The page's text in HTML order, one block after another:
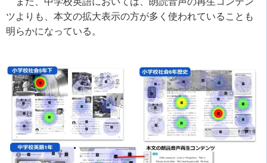
ツよりも、本文の拡大表示の方が多く使われていることも
明らかになっている。